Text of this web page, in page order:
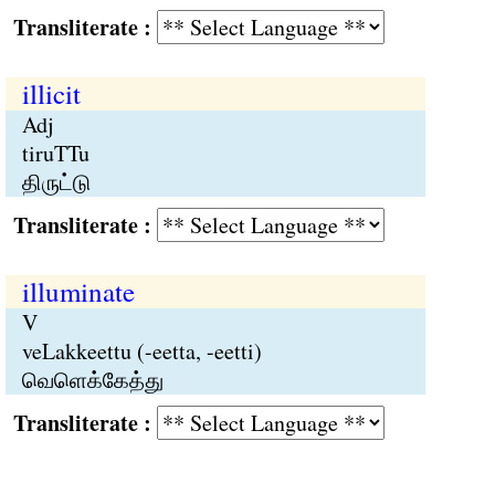
:
illicit
Adj
tiruTTu
திருட்டு
:
illuminate
V
veLakkeettu (-eetta, -eetti)
வெளெக்கேத்து
: